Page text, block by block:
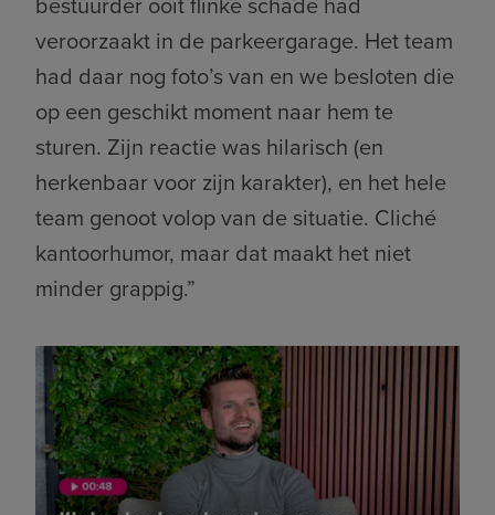
veroorzaakt in de parkeergarage. Het team
had daar nog foto’s van en we besloten die
op een geschikt moment naar hem te
sturen. Zijn reactie was hilarisch (en
herkenbaar voor zijn karakter), en het hele
team genoot volop van de situatie. Cliché
kantoorhumor, maar dat maakt het niet
minder grappig.”